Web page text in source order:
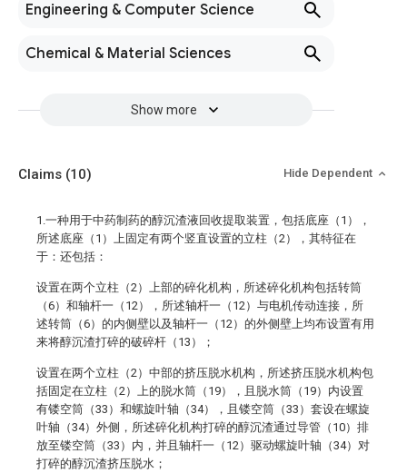
Engineering & Computer Science
Chemical & Material Sciences
Show more
Claims (10) Hide Dependent
1.一种用于中药制药的醇沉渣液回收提取装置，包括底座（1），
所述底座（1）上固定有两个竖直设置的立柱（2），其特征在
于：还包括：
设置在两个立柱（2）上部的碎化机构，所述碎化机构包括转筒
（6）和轴杆一（12），所述轴杆一（12）与电机传动连接，所
述转筒（6）的内侧壁以及轴杆一（12）的外侧壁上均布设置有用
来将醇沉渣打碎的破碎杆（13）；
设置在两个立柱（2）中部的挤压脱水机构，所述挤压脱水机构包
括固定在立柱（2）上的脱水筒（19），且脱水筒（19）内设置
有镂空筒（33）和螺旋叶轴（34），且镂空筒（33）套设在螺旋
叶轴（34）外侧，所述碎化机构打碎的醇沉渣通过导管（10）排
放至镂空筒（33）内，并且轴杆一（12）驱动螺旋叶轴（34）对
打碎的醇沉渣挤压脱水；